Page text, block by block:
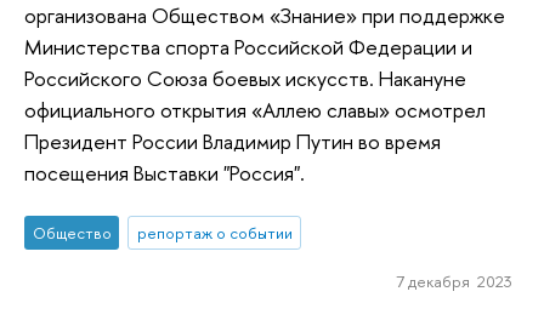
организована Обществом «Знание» при поддержке
Министерства спорта Российской Федерации и
Российского Союза боевых искусств. Накануне
официального открытия «Аллею славы» осмотрел
Президент России Владимир Путин во время
посещения Выставки "Россия".
Общество репортаж о событии
7 декабря 2023